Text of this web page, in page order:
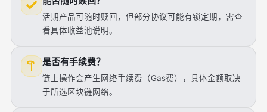
活期产品可随时赎回，但部分协议可能有锁定期，需查
看具体收益池说明。
是否有手续费？
链上操作会产生网络手续费（Gas费），具体金额取决
于所选区块链网络。